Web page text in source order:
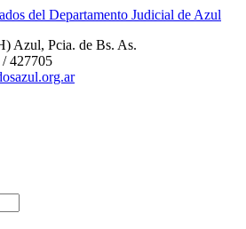
Azul, Pcia. de Bs. As.
427705